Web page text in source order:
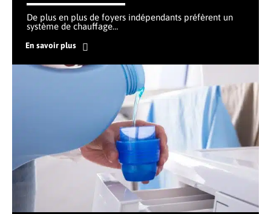
De plus en plus de foyers indépendants préfèrent un
système de chauffage…
En savoir plus